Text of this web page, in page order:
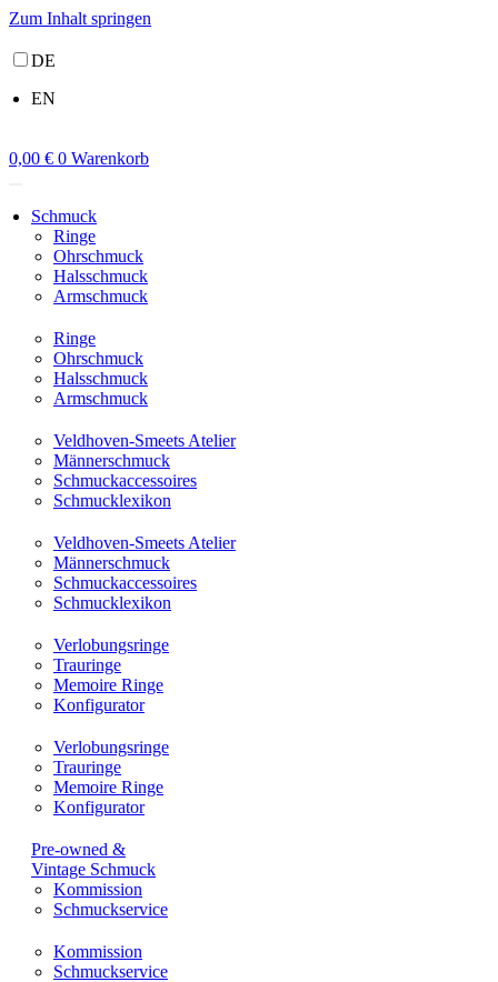
Zum Inhalt springen
DE
EN
0,00 € 0 Warenkorb
Schmuck
Ringe
Ohrschmuck
Halsschmuck
Armschmuck
Ringe
Ohrschmuck
Halsschmuck
Armschmuck
Veldhoven-Smeets Atelier
Männerschmuck
Schmuckaccessoires
Schmucklexikon
Veldhoven-Smeets Atelier
Männerschmuck
Schmuckaccessoires
Schmucklexikon
Verlobungsringe
Trauringe
Memoire Ringe
Konfigurator
Verlobungsringe
Trauringe
Memoire Ringe
Konfigurator
Pre-owned &
Vintage Schmuck
Kommission
Schmuckservice
Kommission
Schmuckservice